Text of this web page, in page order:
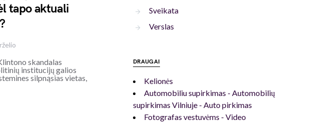
tapo aktuali
skandalas
institucijų galios
silpnąsias vietas,
Sveikata
Verslas
DRAUGAI
Kelionės
Automobiliu supirkimas - Automobilių
supirkimas Vilniuje - Auto pirkimas
Fotografas vestuvėms - Video